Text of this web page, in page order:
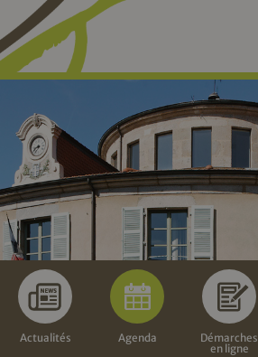
Actualités Agenda
Démarches
en ligne